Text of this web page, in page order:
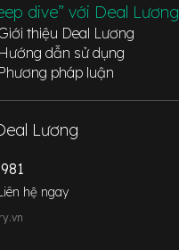
dive” với Deal Lương
thiệu Deal Lương
Hướng dẫn sử dụng
Phương pháp luận
Lương
hệ ngay